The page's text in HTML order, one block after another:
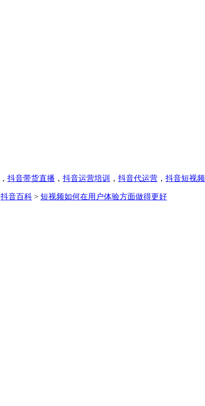
， 抖音带货直播 ， 抖音运营培训 ， 抖音代运营 ， 抖音短视频
抖音百科 > 短视频如何在用户体验方面做得更好